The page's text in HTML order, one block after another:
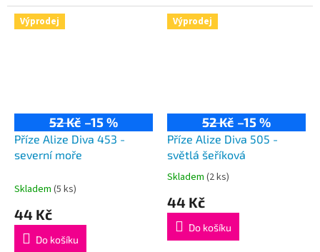
m;Doporučená velikost jehlic /
háčku: 2,5 - 3,5 / 1-3 mm.
m;Doporučená velikost jehlic /
háčku: 2,5 - 3,5 / 1-3 mm.
Výprodej
52 Kč –15 %
Příze Alize Diva 453 -
severní moře
Skladem (5 ks)
44 Kč
Do košíku
Výprodej
52 Kč –15 %
Příze Alize Diva 505 -
světlá šeříková
Průměrné
produktu
5,0
Skladem (2 ks)
44 Kč
Do košíku